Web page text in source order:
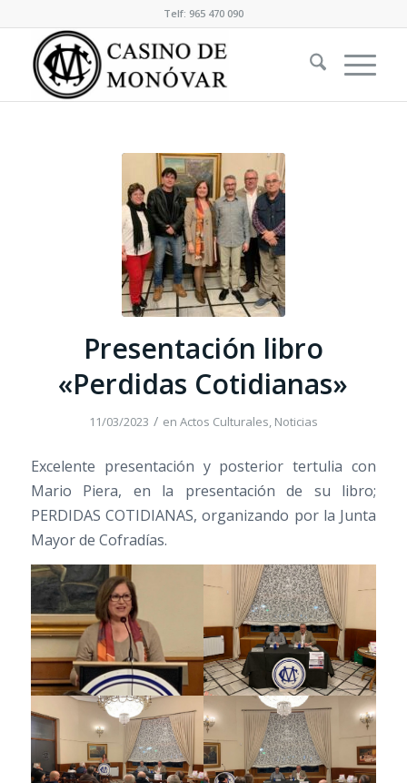
Telf: 965 470 090
Presentación libro
«Perdidas Cotidianas»
11/03/2023 / en Actos Culturales, Noticias
Excelente presentación y posterior tertulia con
Mario Piera, en la presentación de su libro;
PERDIDAS COTIDIANAS, organizando por la Junta
Mayor de Cofradías.